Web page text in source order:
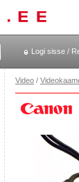
Logi sisse /
Video /